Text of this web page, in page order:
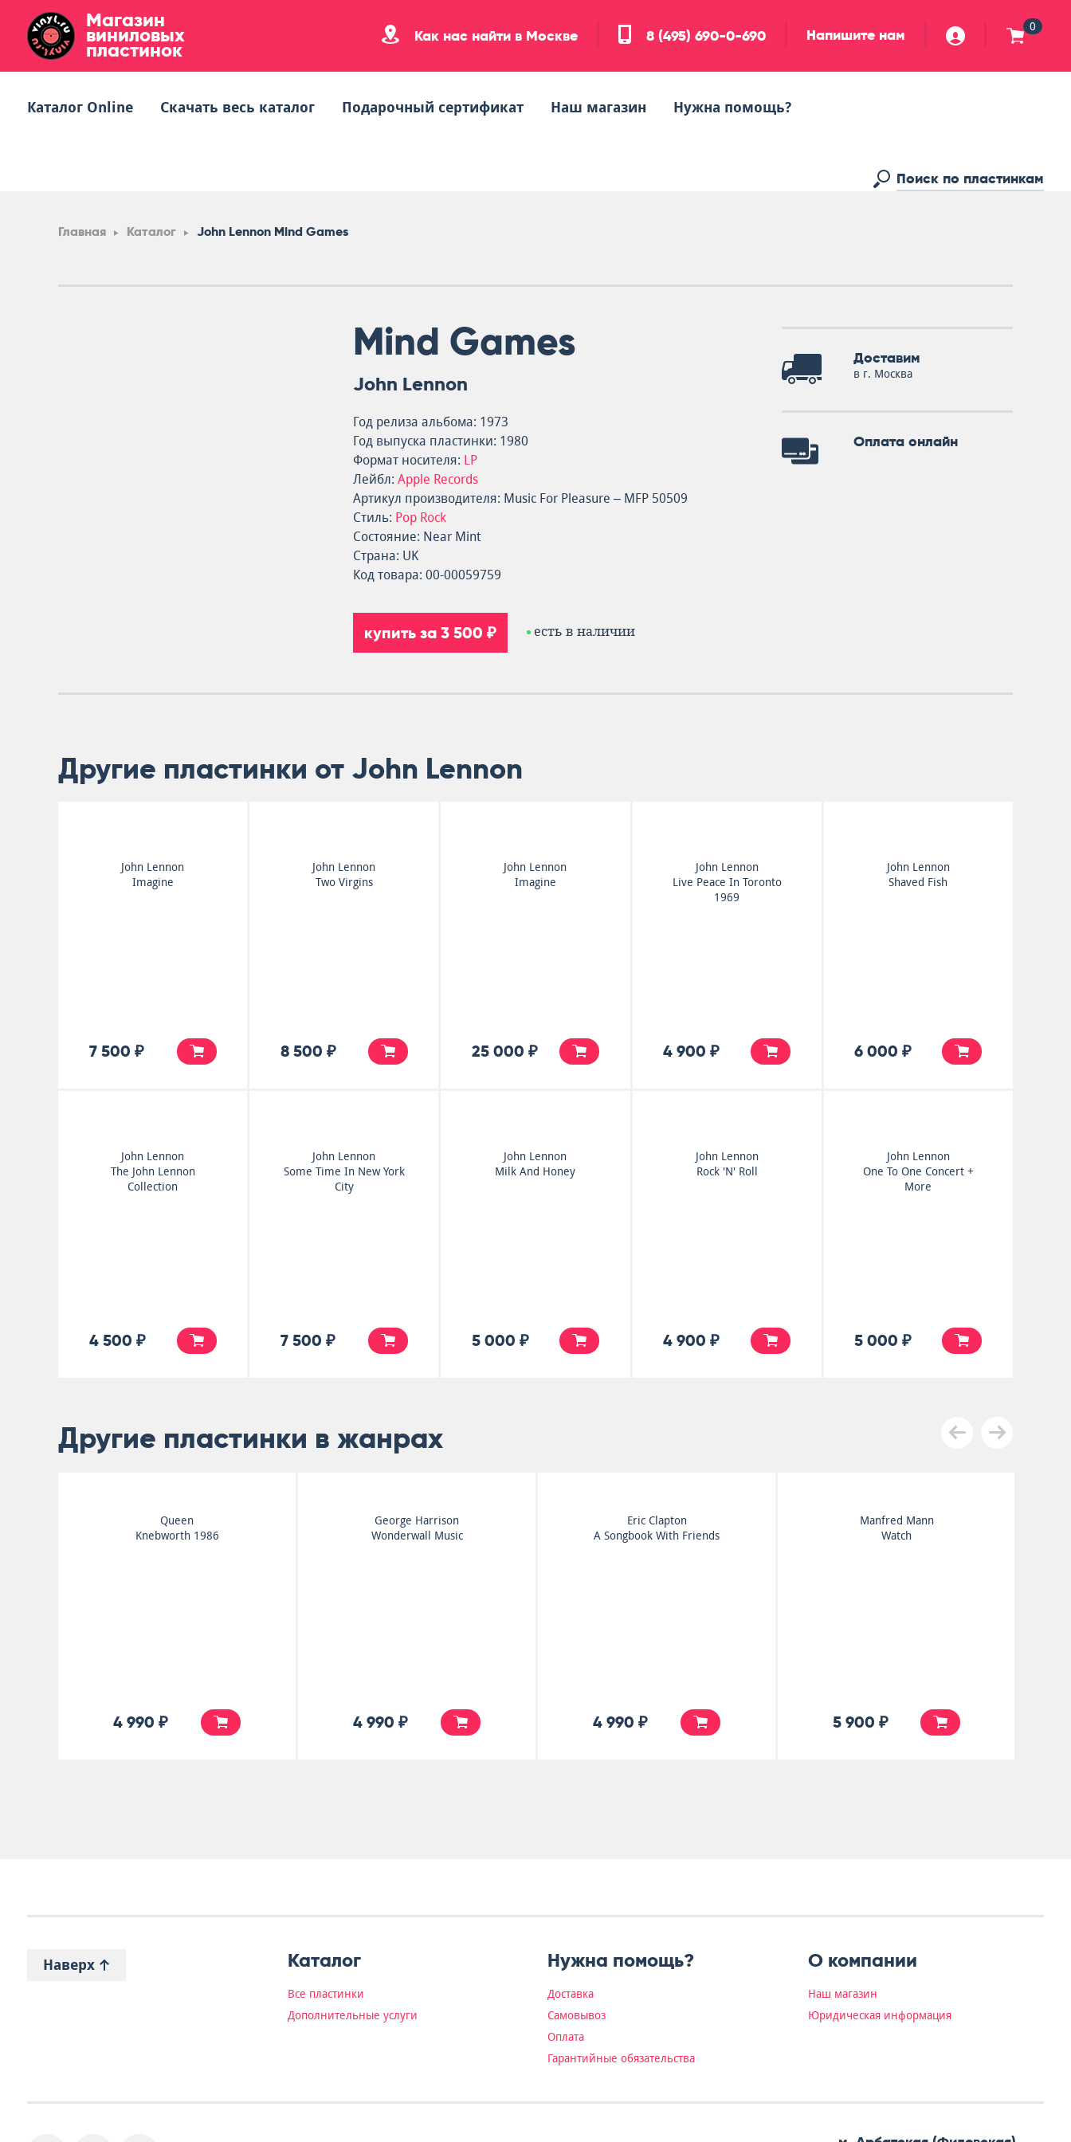
Магазин
виниловых
пластинок
Как нас найти в Москве 8 (495) 690-0-690 Напишите нам 0
Каталог Online Скачать весь каталог Подарочный сертификат Наш магазин Нужна помощь?
Главная Каталог John Lennon Mind Games
Mind Games
John Lennon
Год релиза альбома: 1973
Год выпуска пластинки: 1980
Формат носителя: LP
Лейбл: Apple Records
Артикул производителя: Music For Pleasure – MFP 50509
Стиль: Pop Rock
Состояние: Near Mint
Страна: UK
Код товара: 00-00059759
купить за 3 500 ₽ есть в наличии
Доставим
в г. Москва
Оплата онлайн
Другие пластинки от John Lennon
John Lennon
Imagine
7 500 ₽
John Lennon
Two Virgins
8 500 ₽
John Lennon
Imagine
25 000 ₽
John Lennon
Live Peace In Toronto
1969
4 900 ₽
John Lennon
Shaved Fish
6 000 ₽
John Lennon
The John Lennon
Collection
4 500 ₽
John Lennon
Some Time In New York
City
7 500 ₽
John Lennon
Milk And Honey
5 000 ₽
John Lennon
Rock 'N' Roll
4 900 ₽
John Lennon
One To One Concert +
More
5 000 ₽
Другие пластинки в жанрах
Queen
Knebworth 1986
4 990 ₽
George Harrison
Wonderwall Music
4 990 ₽
Eric Clapton
A Songbook With Friends
4 990 ₽
Manfred Mann
Watch
5 900 ₽
Наверх Каталог
Все пластинки
Дополнительные услуги
Нужна помощь?
Доставка
Самовывоз
Оплата
Гарантийные обязательства
О компании
Наш магазин
Юридическая информация